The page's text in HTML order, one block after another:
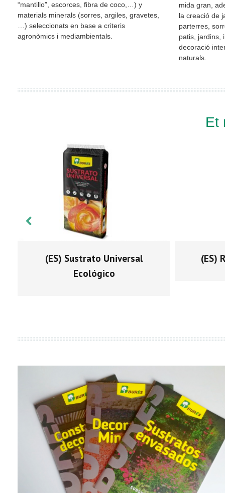
“mantillo”, escorces, fibra de coco,…) y
materials minerals (sorres, argiles, gravetes,
…) seleccionats en base a criteris
agronòmics i mediambientals.
mida gran,
la creació de
parterres,
patis, jardins,
decoració
naturals.
Et
(ES) Sustrato Universal
Ecológico
(ES)